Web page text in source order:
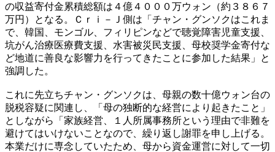
の収益寄付金累積総額は４億４０００万ウォン（約３８６７
万円）となる。Ｃｒｉ－Ｊ側は「チャン・グンソクはこれま
で、韓国、モンゴル、フィリピンなどで聴覚障害児童支援、
坑がん治療医療費支援、水害被災民支援、母校奨学金寄付な
ど地道に善良な影響力を行ってきたことに参加した結果」と
強調した。
これに先立ちチャン・グンソクは、母親の数十億ウォン台の
脱税容疑に関連し、「母の独断的な経営により起きたこと」
としながら「家族経営、１人所属事務所という理由で非難を
避けてはいけないことなので、繰り返し謝罪を申し上げる。
本業だけに専念していたため、母から資金運営に対して一切